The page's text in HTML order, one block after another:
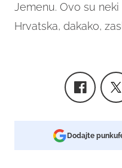
Jemenu. Ovo su
Hrvatska, dakako,
Dodajte